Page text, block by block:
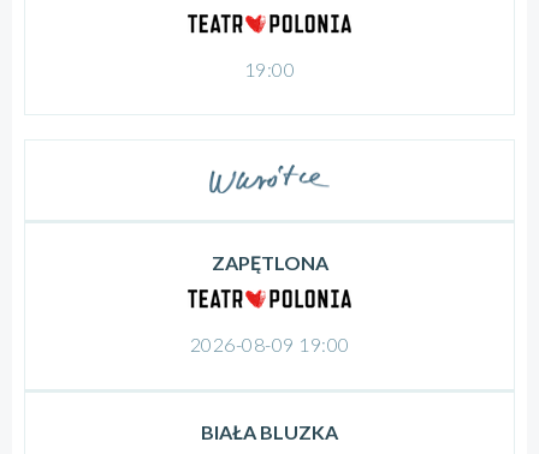
19:00
ZAPĘTLONA
2026-08-09 19:00
BIAŁA BLUZKA